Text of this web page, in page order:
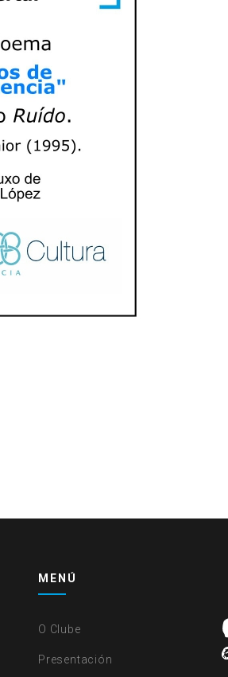
MENÚ
O Clube
Presentación